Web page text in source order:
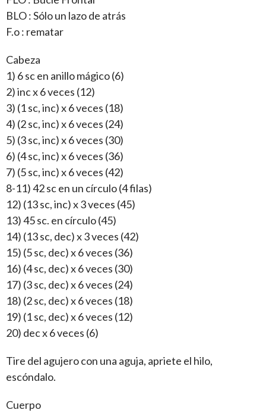
BLO : Sólo un lazo de atrás
F.o : rematar
Cabeza
1) 6 sc en anillo mágico (6)
2) inc x 6 veces (12)
3) (1 sc, inc) x 6 veces (18)
4) (2 sc, inc) x 6 veces (24)
5) (3 sc, inc) x 6 veces (30)
6) (4 sc, inc) x 6 veces (36)
7) (5 sc, inc) x 6 veces (42)
8-11) 42 sc en un círculo (4 filas)
12) (13 sc, inc) x 3 veces (45)
13) 45 sc. en círculo (45)
14) (13 sc, dec) x 3 veces (42)
15) (5 sc, dec) x 6 veces (36)
16) (4 sc, dec) x 6 veces (30)
17) (3 sc, dec) x 6 veces (24)
18) (2 sc, dec) x 6 veces (18)
19) (1 sc, dec) x 6 veces (12)
20) dec x 6 veces (6)
Tire del agujero con una aguja, apriete el hilo,
escóndalo.
Cuerpo